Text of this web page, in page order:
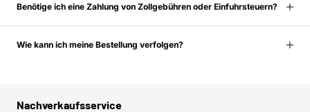
Benötige ich eine Zahlung von Zollgebühren oder Einfuhrsteuern?
Wie kann ich meine Bestellung verfolgen?
Nachverkaufsservice